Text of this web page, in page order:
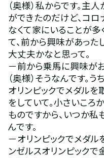
（奥様）私からです。
ができたのだけど、コ
なくて家にいることが
て、前から興味があっ
大丈夫かなと思って。
－前から乗馬に興味が
（奥様）そうなんです。
オリンピックでメダル
をしていて。小さいこ
ものですから、いつか
んです。
－オリンピックでメダ
ンゼルスオリンピック